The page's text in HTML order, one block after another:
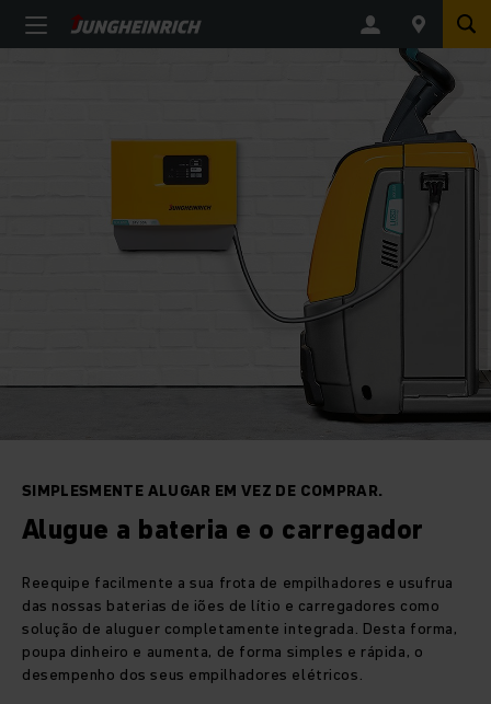
SIMPLESMENTE ALUGAR EM VEZ DE COMPRAR.
Alugue a bateria e o carregador
Reequipe facilmente a sua frota de empilhadores e usufrua
das nossas baterias de iões de lítio e carregadores como
solução de aluguer completamente integrada. Desta forma,
poupa dinheiro e aumenta, de forma simples e rápida, o
desempenho dos seus empilhadores elétricos.